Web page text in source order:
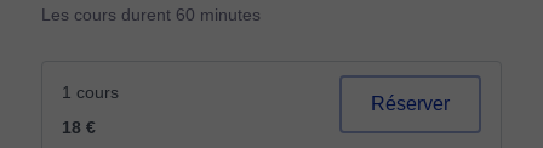
Les cours durent 60 minutes
1 cours
18 €
Réserver